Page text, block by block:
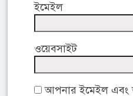
ইমেইল
ওয়েবসাইট
আপনার ইমেইল এবং